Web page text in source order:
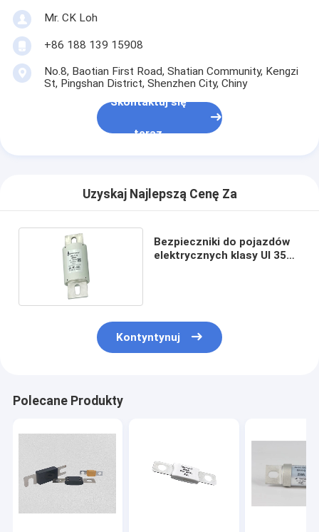
Mr. CK Loh
+86 188 139 15908
No.8, Baotian First Road, Shatian Community, Kengzi
St, Pingshan District, Shenzhen City, Chiny
Skontaktuj się
teraz
Uzyskaj Najlepszą Cenę Za
Bezpieczniki do pojazdów
elektrycznych klasy Ul 350
Kontyntynuj
Polecane Produkty